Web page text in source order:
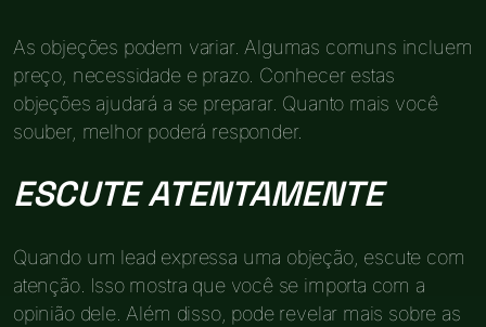
As objeções podem variar. Algumas comuns incluem
preço, necessidade e prazo. Conhecer estas
objeções ajudará a se preparar. Quanto mais você
souber, melhor poderá responder.
ESCUTE ATENTAMENTE
Quando um lead expressa uma objeção, escute com
atenção. Isso mostra que você se importa com a
opinião dele. Além disso, pode revelar mais sobre as